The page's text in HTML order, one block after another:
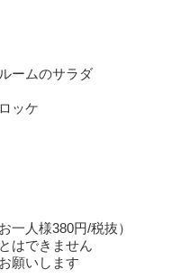
ームのサラダ
ッケ
一人様380円/税抜）
はできません
願いします